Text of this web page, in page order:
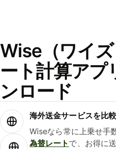
Wise（ワイ
ート計算アプ
ンロード
海外送金サービスを比較
Wiseなら常に上乗せ手
為替レート で、お得に